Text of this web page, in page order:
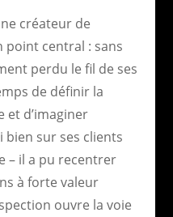
créateur de
point central : sans
perdu le fil de ses
de définir la
et d’imaginer
bien sur ses clients
– il a pu recentrer
à forte valeur
ouvre la voie